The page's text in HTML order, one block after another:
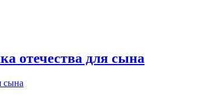
отечества для сына